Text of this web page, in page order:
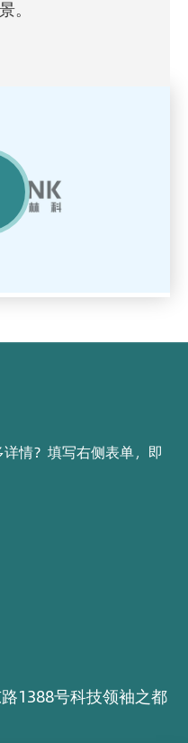
。
情？填写右侧表单，即
1388号科技领袖之都